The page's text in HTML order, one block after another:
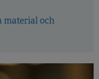
material och